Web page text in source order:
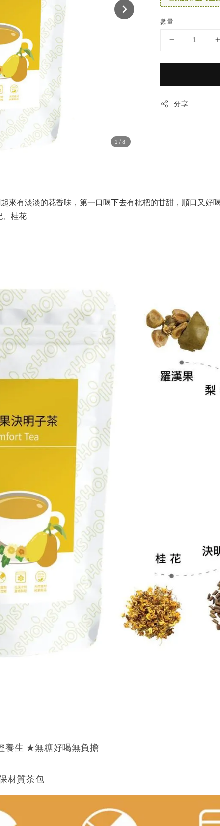
1 /8
數量
分享
來有淡淡的花香味，第一口喝下去有枇杷的甘甜，順口又好
、桂花
養生 ★無糖好喝無負擔
材質茶包